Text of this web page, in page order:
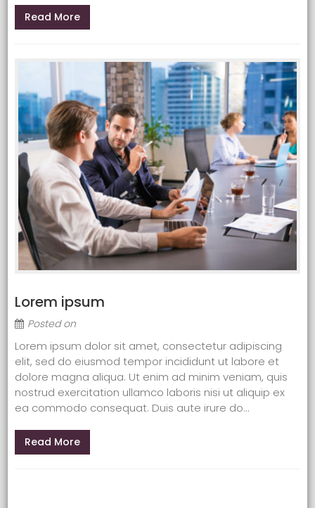
Read More
Lorem ipsum
Posted on
Lorem ipsum dolor sit amet, consectetur adipiscing
elit, sed do eiusmod tempor incididunt ut labore et
dolore magna aliqua. Ut enim ad minim veniam, quis
nostrud exercitation ullamco laboris nisi ut aliquip ex
ea commodo consequat. Duis aute irure do...
Read More